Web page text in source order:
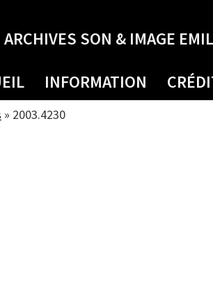
ARCHIVES SON & IMAGE
INFORMATION
» 2003.4230